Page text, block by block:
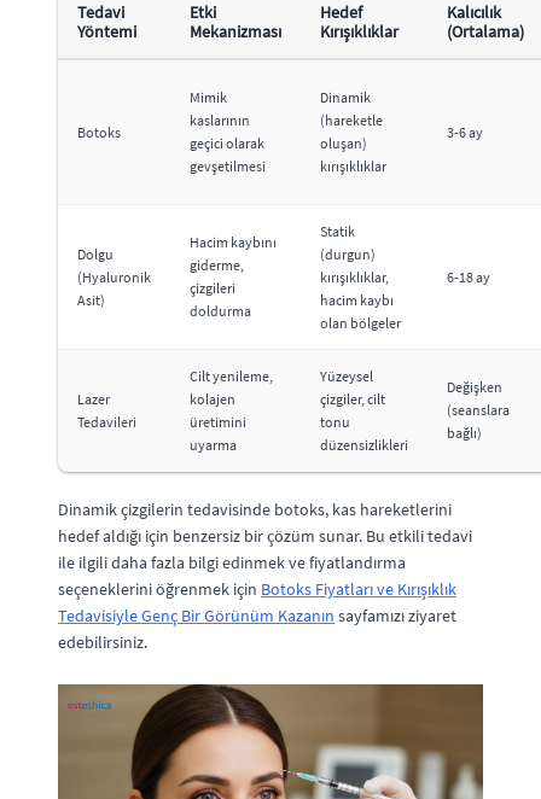
Tedavi
Yöntemi
Etki
Mekanizması
Hedef
Kırışıklıklar
Kalıcılık
(Ortalama)
Botoks
Mimik
kaslarının
geçici olarak
gevşetilmesi
Dinamik
(hareketle
oluşan)
kırışıklıklar
3-6 ay
Dolgu
(Hyaluronik
Asit)
Hacim kaybını
giderme,
çizgileri
doldurma
Statik
(durgun)
kırışıklıklar,
hacim kaybı
olan bölgeler
6-18 ay
Lazer
Tedavileri
Cilt yenileme,
kolajen
üretimini
uyarma
Yüzeysel
çizgiler, cilt
tonu
düzensizlikleri
Değişken
(seanslara
bağlı)
Dinamik çizgilerin tedavisinde botoks, kas hareketlerini
hedef aldığı için benzersiz bir çözüm sunar. Bu etkili tedavi
ile ilgili daha fazla bilgi edinmek ve fiyatlandırma
seçeneklerini öğrenmek için Botoks Fiyatları ve Kırışıklık
Tedavisiyle Genç Bir Görünüm Kazanın sayfamızı ziyaret
edebilirsiniz.